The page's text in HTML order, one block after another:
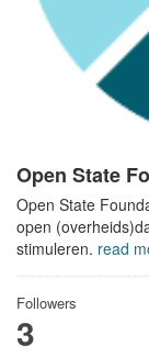
Open State
Open State
open
stimuleren. read
Followers
3